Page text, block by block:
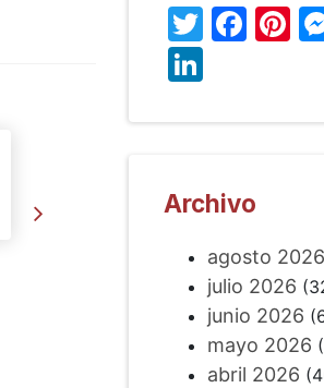
Twitter
LinkedIn
Archivo
agosto 2026
julio 2026
junio 2026
mayo 2026
abril 2026